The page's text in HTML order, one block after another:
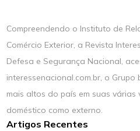
Compreendendo o Instituto de
Comércio Exterior, a Revista
Defesa e Segurança Nacional,
interessenacional.com.br, o
mais altos do país em suas
doméstico como externo.
Artigos Recentes